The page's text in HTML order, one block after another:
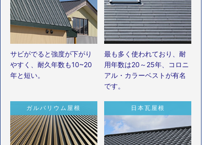
サビがでると強度が下がり
やすく、耐久年数も10~20
年と短い。
最も多く使われており、耐
用年数は20～25年、コロニ
アル・カラーベストが有名
です。
ガルバリウム屋根 日本瓦屋根